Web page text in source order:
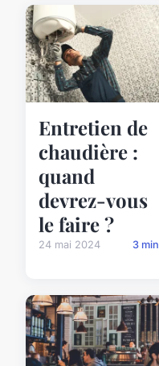
Entretien de
chaudière :
quand
devrez-vous
le faire ?
24 mai 2024 3 min